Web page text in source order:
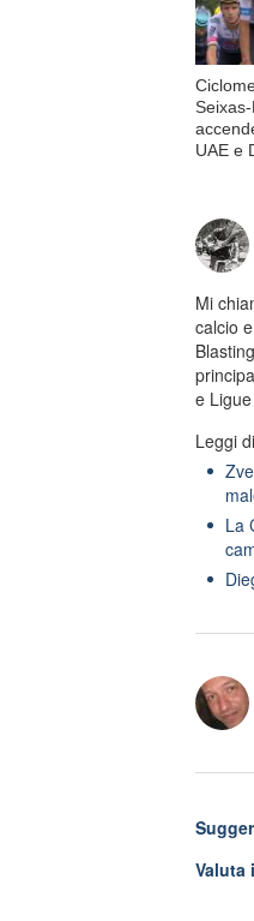
UAE e
Mi
calcio
e
Leggi
La
Valuta